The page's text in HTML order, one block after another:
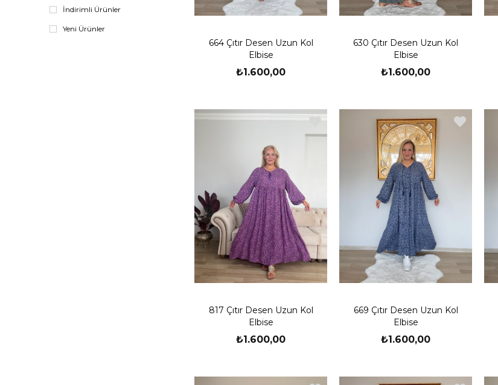
İndirimli Ürünler
Yeni Ürünler
664 Çıtır Desen Uzun Kol
Elbise
₺1.600,00
630 Çıtır Desen Uzun Kol
Elbise
₺1.600,00
817 Çıtır Desen Uzun Kol
Elbise
₺1.600,00
669 Çıtır Desen Uzun Kol
Elbise
₺1.600,00